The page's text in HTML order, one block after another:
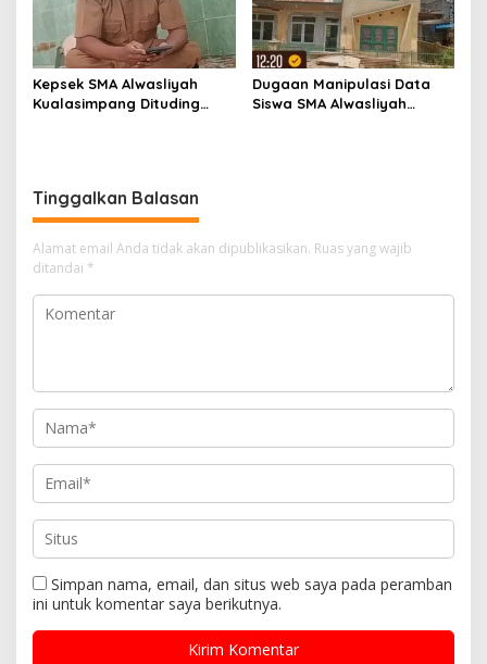
Kepsek SMA Alwasliyah
Kualasimpang Dituding
Dugaan Manipulasi Data
Siswa SMA Alwasliyah
Tinggalkan Balasan
Alamat email Anda tidak akan dipublikasikan. Ruas yang wajib
ditandai *
Simpan nama, email, dan situs web saya pada peramban
ini untuk komentar saya berikutnya.